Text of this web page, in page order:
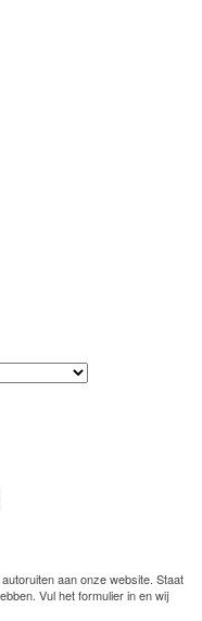
aan onze website. Staat
Vul het formulier in en wij